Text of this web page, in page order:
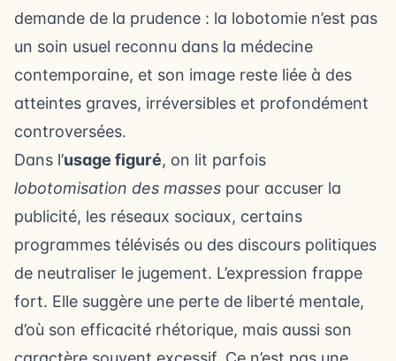
demande de la prudence : la lobotomie n’est pas
un soin usuel reconnu dans la médecine
contemporaine, et son image reste liée à des
atteintes graves, irréversibles et profondément
controversées.
Dans l’usage figuré, on lit parfois
lobotomisation des masses pour accuser la
publicité, les réseaux sociaux, certains
programmes télévisés ou des discours politiques
de neutraliser le jugement. L’expression frappe
fort. Elle suggère une perte de liberté mentale,
d’où son efficacité rhétorique, mais aussi son